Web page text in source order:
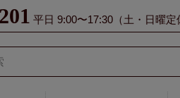
平日 9:00〜17:30（土・日曜定